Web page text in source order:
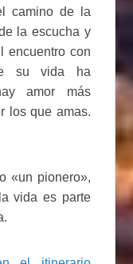
camino de la
la escucha y
encuentro con
su vida ha
amor más
los que amas.
«un pionero»,
vida es parte